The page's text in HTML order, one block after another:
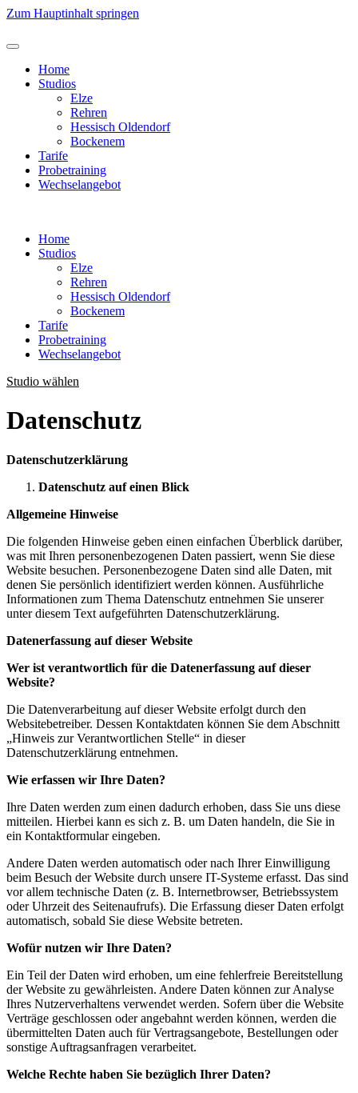
Zum Hauptinhalt springen
Home
Studios
Elze
Rehren
Hessisch Oldendorf
Bockenem
Tarife
Probetraining
Wechselangebot
Home
Studios
Elze
Rehren
Hessisch Oldendorf
Bockenem
Tarife
Probetraining
Wechselangebot
Studio wählen
Datenschutz
Datenschutz­erklärung
Datenschutz auf einen Blick
Allgemeine Hinweise
Die folgenden Hinweise geben einen einfachen Überblick darüber,
was mit Ihren personenbezogenen Daten passiert, wenn Sie diese
Website besuchen. Personenbezogene Daten sind alle Daten, mit
denen Sie persönlich identifiziert werden können. Ausführliche
Informationen zum Thema Datenschutz entnehmen Sie unserer
unter diesem Text aufgeführten Datenschutzerklärung.
Datenerfassung auf dieser Website
Wer ist verantwortlich für die Datenerfassung auf dieser
Website?
Die Datenverarbeitung auf dieser Website erfolgt durch den
Websitebetreiber. Dessen Kontaktdaten können Sie dem Abschnitt
„Hinweis zur Verantwortlichen Stelle“ in dieser
Datenschutzerklärung entnehmen.
Wie erfassen wir Ihre Daten?
Ihre Daten werden zum einen dadurch erhoben, dass Sie uns diese
mitteilen. Hierbei kann es sich z. B. um Daten handeln, die Sie in
ein Kontaktformular eingeben.
Andere Daten werden automatisch oder nach Ihrer Einwilligung
beim Besuch der Website durch unsere IT-Systeme erfasst. Das sind
vor allem technische Daten (z. B. Internetbrowser, Betriebssystem
oder Uhrzeit des Seitenaufrufs). Die Erfassung dieser Daten erfolgt
automatisch, sobald Sie diese Website betreten.
Wofür nutzen wir Ihre Daten?
Ein Teil der Daten wird erhoben, um eine fehlerfreie Bereitstellung
der Website zu gewährleisten. Andere Daten können zur Analyse
Ihres Nutzerverhaltens verwendet werden. Sofern über die Website
Verträge geschlossen oder angebahnt werden können, werden die
übermittelten Daten auch für Vertragsangebote, Bestellungen oder
sonstige Auftragsanfragen verarbeitet.
Welche Rechte haben Sie bezüglich Ihrer Daten?